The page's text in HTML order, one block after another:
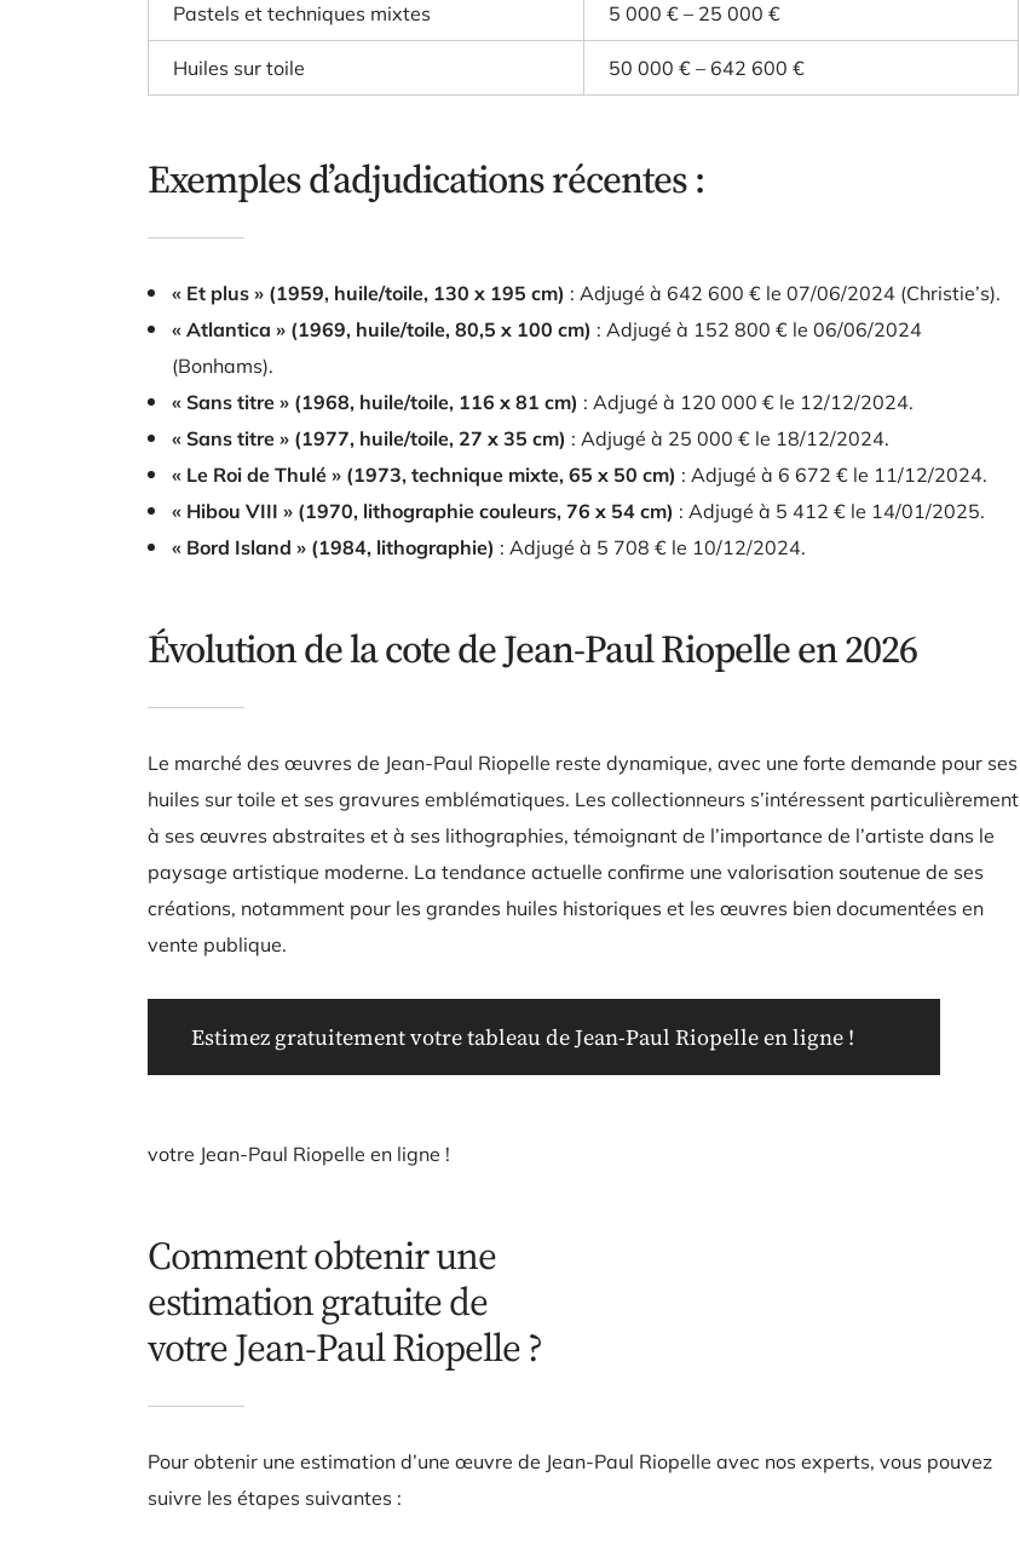
Pastels et techniques mixtes 5 000 € – 25 000 €
Huiles sur toile 50 000 € – 642 600 €
Exemples d’adjudications récentes :
« Et plus » (1959, huile/toile, 130 x 195 cm) : Adjugé à 642 600 € le 07/06/2024 (Christie’s).
« Atlantica » (1969, huile/toile, 80,5 x 100 cm) : Adjugé à 152 800 € le 06/06/2024
(Bonhams).
« Sans titre » (1968, huile/toile, 116 x 81 cm) : Adjugé à 120 000 € le 12/12/2024.
« Sans titre » (1977, huile/toile, 27 x 35 cm) : Adjugé à 25 000 € le 18/12/2024.
« Le Roi de Thulé » (1973, technique mixte, 65 x 50 cm) : Adjugé à 6 672 € le 11/12/2024.
« Hibou VIII » (1970, lithographie couleurs, 76 x 54 cm) : Adjugé à 5 412 € le 14/01/2025.
« Bord Island » (1984, lithographie) : Adjugé à 5 708 € le 10/12/2024.
Évolution de la cote de Jean-Paul Riopelle en 2026
Le marché des œuvres de Jean-Paul Riopelle reste dynamique, avec une forte demande pour ses
huiles sur toile et ses gravures emblématiques. Les collectionneurs s’intéressent particulièrement
à ses œuvres abstraites et à ses lithographies, témoignant de l’importance de l’artiste dans le
paysage artistique moderne. La tendance actuelle confirme une valorisation soutenue de ses
créations, notamment pour les grandes huiles historiques et les œuvres bien documentées en
vente publique.
Estimez gratuitement votre tableau de Jean-Paul Riopelle en ligne !
votre Jean-Paul Riopelle en ligne !
Comment obtenir une
estimation gratuite de
votre Jean-Paul Riopelle ?
Pour obtenir une estimation d’une œuvre de Jean-Paul Riopelle avec nos experts, vous pouvez
suivre les étapes suivantes :